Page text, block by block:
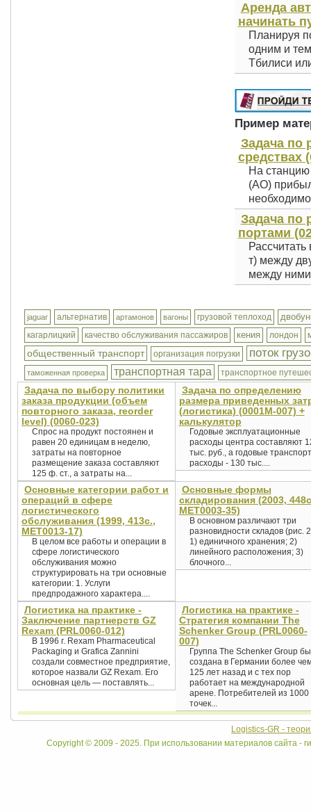
Аренда
начинать
Планируя
одним и
Тбилиси
Пример
Задача по
средствах
На
(АО)
Задача по
портами
т) между
между
jaguar альтернатив артамонов вагоны грузовой теплоход
кагарлицкий качество обслуживания пассажиров кения лондон
общественный транспорт организация погрузки поток
таможенная проверка транспортная тара транспортное
Задача по выбору политики
заказа продукции (объем
повторного заказа, reorder
level) (0060-023)
Спрос на продукт постоянен и
равен 20 единицам в неделю,
затраты на повторное
размещение заказа составляют
125 ф. ст., а затраты на...
Задача по определению
размера приведенных
(логистика) (0001М-007) +
калькулятор
Годовые эксплуатационные
расходы центра составляют
тыс. руб., а годовые
расходы - 130 тыс....
Основные категории работ и
операций в сфере
логистического
обслуживания (1999, 413с.,
MET0013-17)
В целом все работы и операции в
сфере логистического
обслуживания можно
структурировать на три основные
категории: 1. Услуги
предпродажного характера....
Основные формы
складирования (2003,
MET0003-35)
В основном различают три
разновидности складов (рис.
1) единичного хранения; 2)
линейного расположения; 3)
блочного...
Логистика на практике -
Заключение партнерств GZ
Rexam (PRL0060-012)
В 1996 г. Rexam Pharmaceutical
Packaging и Grafica Zannini
создали совместное предприятие,
которое назвали GZ Rexam. Его
основная цель — поставлять...
Логистика на практике -
Стратегия компании The
Schenker Group (PRL0060-
007)
Группа The Schenker Group
создана в Германии более
125 лет назад и с тех пор
работает на международной
арене. Потребителей из 1000
точек...
Logistics-GR -
Copyright © 2009 - 2025. При использовании материалов сайта -